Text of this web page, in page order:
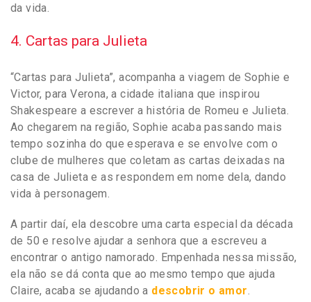
da vida.
4. Cartas para Julieta
“Cartas para Julieta”, acompanha a viagem de Sophie e
Victor, para Verona, a cidade italiana que inspirou
Shakespeare a escrever a história de Romeu e Julieta.
Ao chegarem na região, Sophie acaba passando mais
tempo sozinha do que esperava e se envolve com o
clube de mulheres que coletam as cartas deixadas na
casa de Julieta e as respondem em nome dela, dando
vida à personagem.
A partir daí, ela descobre uma carta especial da década
de 50 e resolve ajudar a senhora que a escreveu a
encontrar o antigo namorado. Empenhada nessa missão,
ela não se dá conta que ao mesmo tempo que ajuda
Claire, acaba se ajudando a descobrir o amor